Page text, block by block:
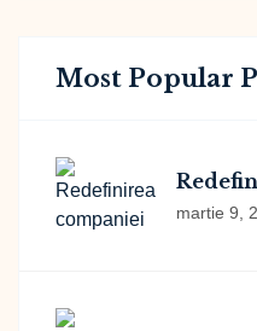
Most Popular
martie 9,